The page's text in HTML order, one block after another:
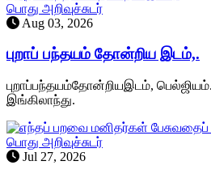
பொது அறிவுச்சுடர்
Aug 03, 2026
புறாப் பந்தயம் தோன்றிய இடம்,.
புறாப்பந்தயம்தோன்றியஇடம்,
இங்கிலாந்து.
பொது அறிவுச்சுடர்
Jul 27, 2026